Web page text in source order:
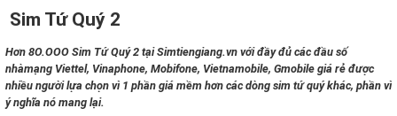
Sim Tứ Quý 2
Hơn 8O.OOO Sim Tứ Quý 2 tại Simtiengiang.vn với đầy đủ các đầu số
nhàmạng Viettel, Vinaphone, Mobifone, Vietnamobile, Gmobile giá rẻ được
nhiều người lựa chọn vì 1 phần giá mềm hơn các dòng sim tứ quý khác, phần vì
ý nghĩa nó mang lại.